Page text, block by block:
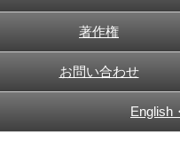
著作権
お問い合わせ
English